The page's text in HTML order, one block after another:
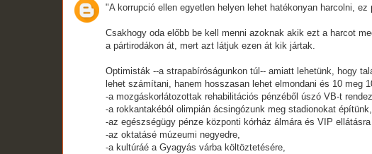
"A korrupció ellen egyetlen helyen lehet hatékonyan harcolni, ez
Csakhogy oda előbb be kell menni azoknak akik ezt a harcot
a pártirodákon át, mert azt látjuk ezen át kik jártak.
Optimisták --a strapabíróságunkon túl-- amiatt lehetünk, hogy
lehet számítani, hanem hosszasan lehet elmondani és 10 meg
-a mozgáskorlátozottak rehabilitációs pénzéből úszó VB-t
-a rokkantakéból olimpián ácsingózunk meg stadionokat építünk,
-az egészségügy pénze központi kórház álmára és VIP ellátásra
-az oktatásé múzeumi negyedre,
-a kultúráé a Gyagyás várba költöztetésére,